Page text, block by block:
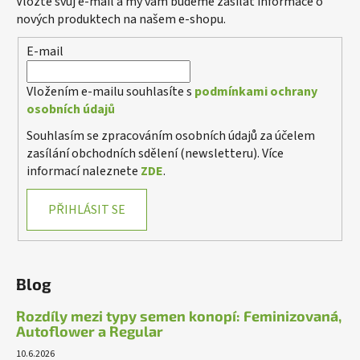
s
u
nových produktech na našem e-shopu.
E-mail
Vložením e-mailu souhlasíte s podmínkami ochrany
osobních údajů
Souhlasím se zpracováním osobních údajů za účelem
zasílání obchodních sdělení (newsletteru). Více
informací naleznete ZDE.
PŘIHLÁSIT SE
Blog
Rozdíly mezi typy semen konopí: Feminizovaná,
Autoflower a Regular
10.6.2026